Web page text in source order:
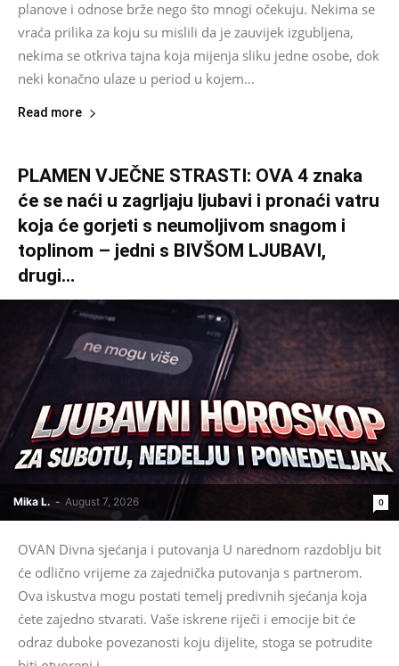
planove i odnose brže nego što mnogi očekuju. Nekima se
vraća prilika za koju su mislili da je zauvijek izgubljena,
nekima se otkriva tajna koja mijenja sliku jedne osobe, dok
neki konačno ulaze u period u kojem...
Read more
PLAMEN VJEČNE STRASTI: OVA 4 znaka
će se naći u zagrljaju ljubavi i pronaći vatru
koja će gorjeti s neumoljivom snagom i
toplinom – jedni s BIVŠOM LJUBAVI,
drugi...
Mika L. - August 7, 2026 0
OVAN Divna sjećanja i putovanja U narednom razdoblju bit
će odlično vrijeme za zajednička putovanja s partnerom.
Ova iskustva mogu postati temelj predivnih sjećanja koja
ćete zajedno stvarati. Vaše iskrene riječi i emocije bit će
odraz duboke povezanosti koju dijelite, stoga se potrudite